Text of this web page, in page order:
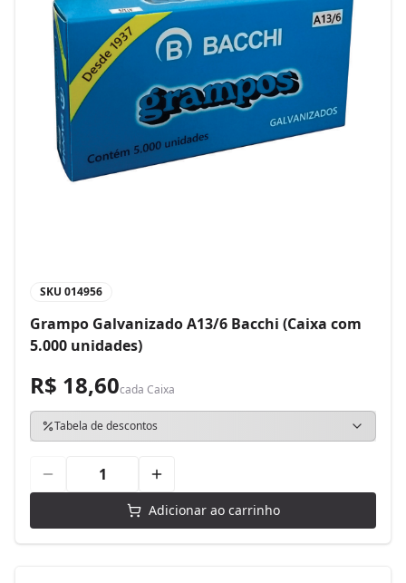
SKU 014956
Grampo Galvanizado A13/6 Bacchi (Caixa com
5.000 unidades)
R$ 18,60cada Caixa
Tabela de descontos
Adicionar ao carrinho